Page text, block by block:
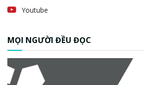
Youtube
MỌI NGƯỜI ĐỀU ĐỌC